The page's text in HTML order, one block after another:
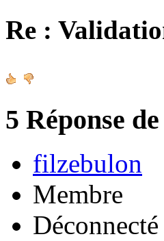
Re :
5 Réponse de
filzebulon
Membre
Déconnecté